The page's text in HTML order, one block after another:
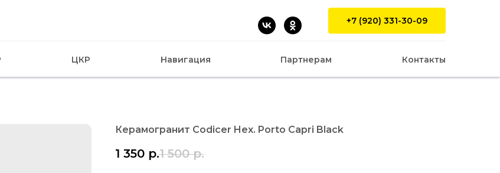
+7 (920) 331-30-09
ЦКР Навигация Партнерам Контакты
Керамогранит Codicer Hex. Porto Capri Black
1 350 р.1 500 р.